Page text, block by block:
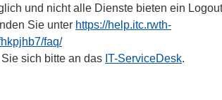
und nicht alle Dienste bieten ein
Sie unter https://help.itc.rwth-
faq/
sich bitte an das IT-ServiceDesk.